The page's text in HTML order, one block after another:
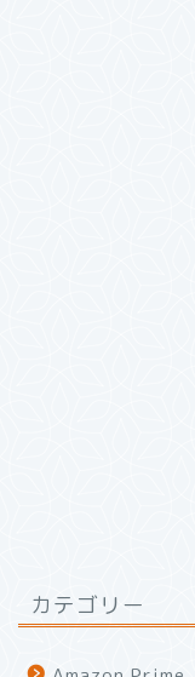
カテゴリー